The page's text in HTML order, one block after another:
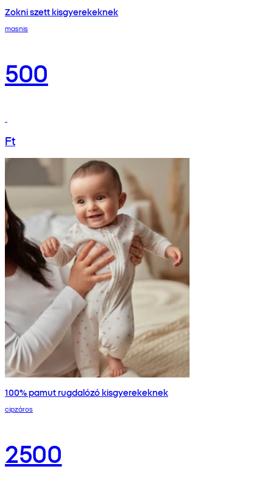
Zokni szett kisgyerekeknek
masnis
500
Ft
100% pamut rugdalózó kisgyerekeknek
cipzáros
2500